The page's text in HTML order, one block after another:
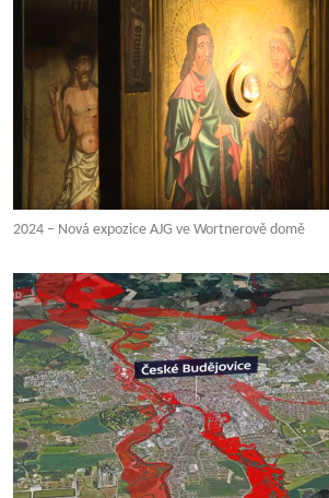
2024 – Nová expozice AJG ve Wortnerově domě